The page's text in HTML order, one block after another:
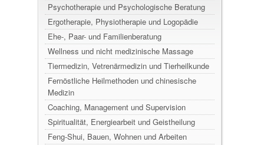
Psychotherapie und Psychologische Beratung
Ergotherapie, Physiotherapie und Logopädie
Ehe-, Paar- und Familienberatung
Wellness und nicht medizinische Massage
Tiermedizin, Vetrenärmedizin und Tierheilkunde
Fernöstliche Heilmethoden und chinesische
Medizin
Coaching, Management und Supervision
Spiritualität, Energiearbeit und Geistheilung
Feng-Shui, Bauen, Wohnen und Arbeiten